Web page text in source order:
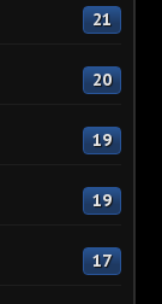
21
20
19
19
17